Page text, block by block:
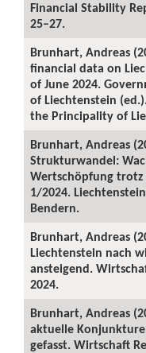
Financial Stability
25–27.
Brunhart, Andreas
financial data on
of June 2024.
of Liechtenstein
the Principality of
Brunhart, Andreas
Strukturwandel:
Wertschöpfung trotz
1/2024.
Bendern.
Brunhart, Andreas
Liechtenstein nach
ansteigend.
2024.
Brunhart, Andreas
aktuelle
gefasst. Wirtschaft